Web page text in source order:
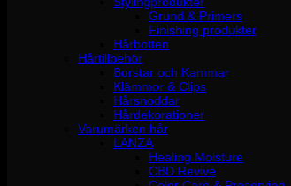
Grund & Primers
Finishing produkter
Hårbotten
Hårtillbehör
Borstar och Kammar
Klämmor & Clips
Hårsnoddar
Hårdekorationer
Varumärken hår
LANZA
Healing Moisture
CBD Revive